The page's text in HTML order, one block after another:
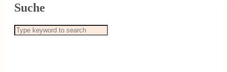
Suche